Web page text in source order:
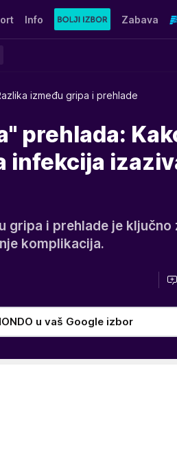
Info Zabava
između gripa i prehlade
prehlada:
infekcija
gripa i prehlade je ključno
komplikacija.
u vaš Google izbor